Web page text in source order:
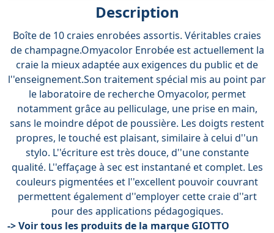
Description
Boîte de 10 craies enrobées assortis. Véritables craies
de champagne.Omyacolor Enrobée est actuellement la
craie la mieux adaptée aux exigences du public et de
l''enseignement.Son traitement spécial mis au point par
le laboratoire de recherche Omyacolor, permet
notamment grâce au pelliculage, une prise en main,
sans le moindre dépot de poussière. Les doigts restent
propres, le touché est plaisant, similaire à celui d''un
stylo. L''écriture est très douce, d''une constante
qualité. L''effaçage à sec est instantané et complet. Les
couleurs pigmentées et l''excellent pouvoir couvrant
permettent également d''employer cette craie d''art
pour des applications pédagogiques.
-> Voir tous les produits de la marque GIOTTO